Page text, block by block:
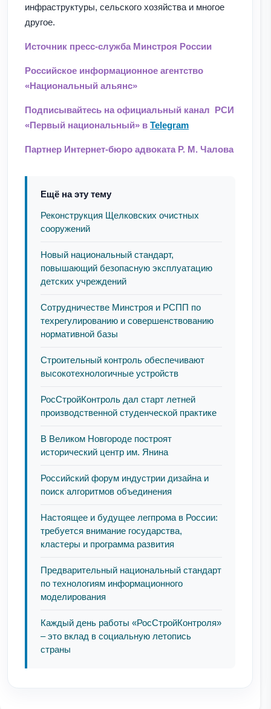
инфраструктуры, сельского хозяйства и многое
другое.
Источник пресс-служба Минстроя России
Российское информационное агентство
«Национальный альянс»
Подписывайтесь на официальный канал РСИ
«Первый национальный» в Telegram
Партнер Интернет-бюро адвоката Р. М. Чалова
Ещё на эту тему
Реконструкция Щелковских очистных
сооружений
Новый национальный стандарт,
повышающий безопасную эксплуатацию
детских учреждений
Сотрудничестве Минстроя и РСПП по
техрегулированию и совершенствованию
нормативной базы
Строительный контроль обеспечивают
высокотехнологичные устройств
РосСтройКонтроль дал старт летней
производственной студенческой практике
В Великом Новгороде построят
исторический центр им. Янина
Российский форум индустрии дизайна и
поиск алгоритмов объединения
Настоящее и будущее легпрома в России:
требуется внимание государства,
кластеры и программа развития
Предварительный национальный стандарт
по технологиям информационного
моделирования
Каждый день работы «РосСтройКонтроля»
– это вклад в социальную летопись
страны